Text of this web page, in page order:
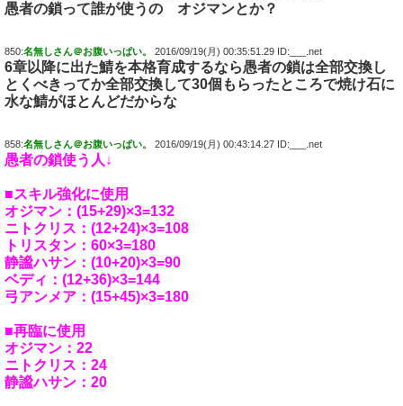
愚者の鎖って誰が使うの オジマンとか？
850:名無しさん＠お腹いっぱい。 2016/09/19(月) 00:35:51.29 ID:___.net
6章以降に出た鯖を本格育成するなら愚者の鎖は全部交換し
とくべきってか全部交換して30個もらったところで焼け石に
水な鯖がほとんどだからな
858:名無しさん＠お腹いっぱい。 2016/09/19(月) 00:43:14.27 ID:___.net
愚者の鎖使う人↓
■スキル強化に使用
オジマン：(15+29)×3=132
ニトクリス：(12+24)×3=108
トリスタン：60×3=180
静謐ハサン：(10+20)×3=90
ベディ：(12+36)×3=144
弓アンメア：(15+45)×3=180
■再臨に使用
オジマン：22
ニトクリス：24
静謐ハサン：20